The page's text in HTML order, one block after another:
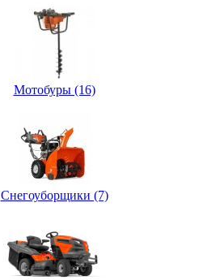
Мотобуры (16)
Снегоуборщики (7)